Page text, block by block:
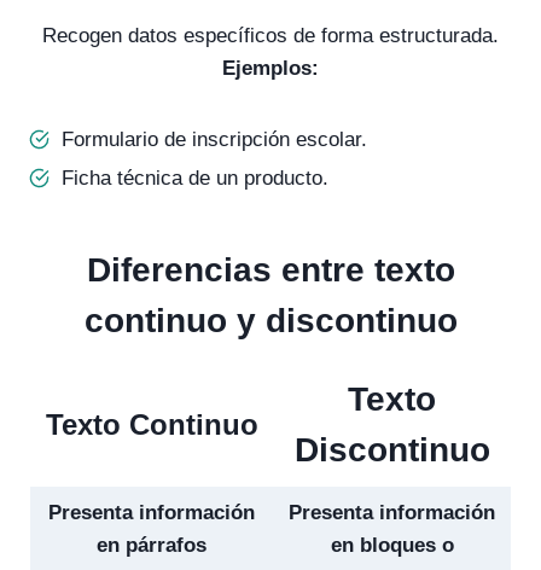
Recogen datos específicos de forma estructurada.
Ejemplos:
Formulario de inscripción escolar.
Ficha técnica de un producto.
Diferencias entre texto
continuo y discontinuo
Texto Continuo
Texto
Discontinuo
Presenta información
en párrafos
Presenta información
en bloques o